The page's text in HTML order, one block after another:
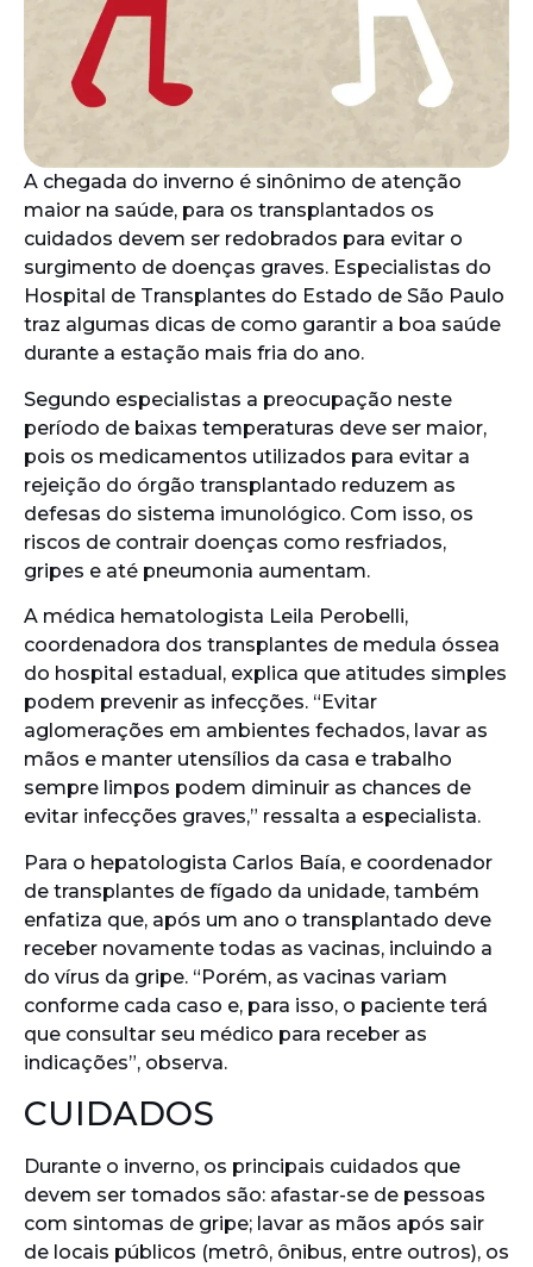
A chegada do inverno é sinônimo de atenção
maior na saúde, para os transplantados os
cuidados devem ser redobrados para evitar o
surgimento de doenças graves. Especialistas do
Hospital de Transplantes do Estado de São Paulo
traz algumas dicas de como garantir a boa saúde
durante a estação mais fria do ano.
Segundo especialistas a preocupação neste
período de baixas temperaturas deve ser maior,
pois os medicamentos utilizados para evitar a
rejeição do órgão transplantado reduzem as
defesas do sistema imunológico. Com isso, os
riscos de contrair doenças como resfriados,
gripes e até pneumonia aumentam.
A médica hematologista Leila Perobelli,
coordenadora dos transplantes de medula óssea
do hospital estadual, explica que atitudes simples
podem prevenir as infecções. “Evitar
aglomerações em ambientes fechados, lavar as
mãos e manter utensílios da casa e trabalho
sempre limpos podem diminuir as chances de
evitar infecções graves,” ressalta a especialista.
Para o hepatologista Carlos Baía, e coordenador
de transplantes de fígado da unidade, também
enfatiza que, após um ano o transplantado deve
receber novamente todas as vacinas, incluindo a
do vírus da gripe. “Porém, as vacinas variam
conforme cada caso e, para isso, o paciente terá
que consultar seu médico para receber as
indicações”, observa.
CUIDADOS
Durante o inverno, os principais cuidados que
devem ser tomados são: afastar-se de pessoas
com sintomas de gripe; lavar as mãos após sair
de locais públicos (metrô, ônibus, entre outros), os